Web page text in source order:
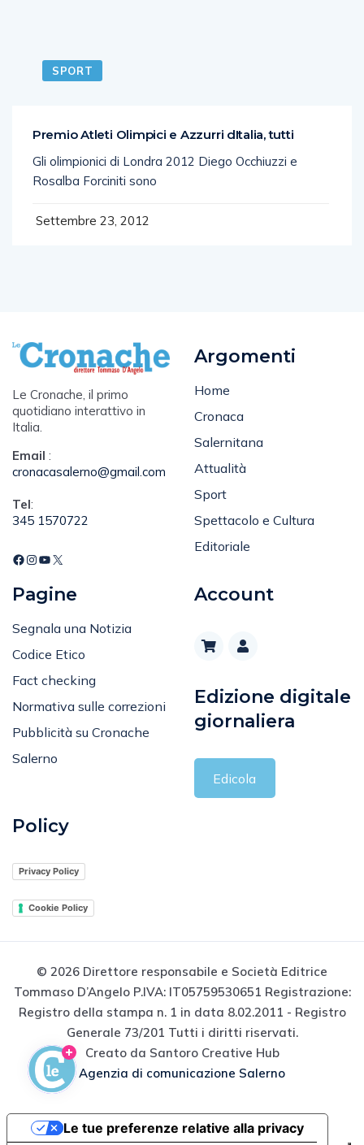
SPORT
Premio Atleti Olimpici e Azzurri dItalia, tutti
Gli olimpionici di Londra 2012 Diego Occhiuzzi e
Rosalba Forciniti sono
Settembre 23, 2012
Le Cronache, il primo
quotidiano interattivo in
Italia.
Email :
cronacasalerno@gmail.com
Tel:
345 1570722
Argomenti
Home
Cronaca
Salernitana
Attualità
Sport
Spettacolo e Cultura
Editoriale
Pagine
Segnala una Notizia
Codice Etico
Fact checking
Normativa sulle correzioni
Pubblicità su Cronache
Salerno
Account
Edizione digitale
giornaliera
Edicola
Policy
Privacy Policy
Cookie Policy
© 2026 Direttore responsabile e Società Editrice
Tommaso D’Angelo P.IVA: IT05759530651 Registrazione:
Registro della stampa n. 1 in data 8.02.2011 - Registro
Generale 73/201 Tutti i diritti riservati.
Creato da Santoro Creative Hub
Agenzia di comunicazione Salerno
Le tue preferenze relative alla privacy